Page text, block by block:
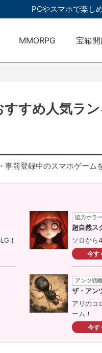
PCやスマホで楽し
MMORPG 宝箱
すすめ人気ラ
前登録中のスマホゲーム
！
協力ホラ
超自然ス
ソロから
今す
アンツ戦
ザ・アン
アリのコ
ーム！
今す